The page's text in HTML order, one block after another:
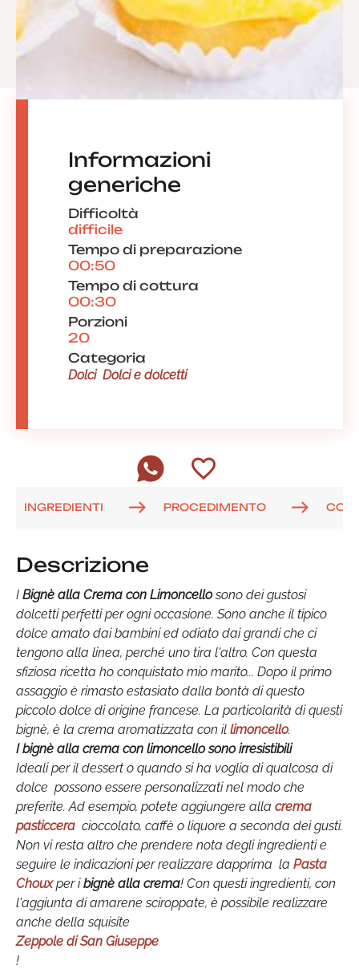
Informazioni
generiche
Difficoltà
difficile
Tempo di preparazione
00:50
Tempo di cottura
00:30
Porzioni
20
Categoria
Dolci Dolci e dolcetti
INGREDIENTI PROCEDIMENTO
Descrizione
I Bignè alla Crema con Limoncellosono dei gustosi
dolcetti perfetti per ogni occasione. Sono anche il tipico
dolce amato dai bambini ed odiato dai grandi che ci
tengono alla linea, perché uno tira l'altro. Con questa
sfiziosa ricetta ho conquistato mio marito... Dopo il primo
assaggio è rimasto estasiato dalla bontà di questo
piccolo dolce di origine francese. La particolarità di questi
bignè, è la crema aromatizzata con il limoncello.
I bignè alla crema con limoncello sono irresistibili
Ideali per il dessert o quando si ha voglia di qualcosa di
dolce possono essere personalizzati nel modo che
preferite. Ad esempio, potete aggiungere alla crema
pasticcera cioccolato, caffè o liquore a seconda dei gusti.
Non vi resta altro che prendere nota degli ingredienti e
seguire le indicazioni per realizzare dapprima la Pasta
Chouxper ibignè alla crema! Con questi ingredienti, con
l'aggiunta di amarene sciroppate, è possibile realizzare
anche della squisite
Zeppole di San Giuseppe
!